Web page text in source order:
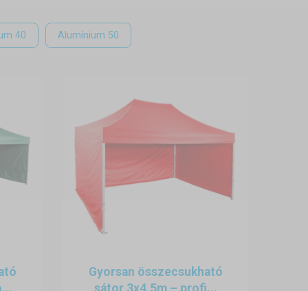
40 Alumínium 50
Gyorsan összecsukható
sátor 3x4,5m – profi...